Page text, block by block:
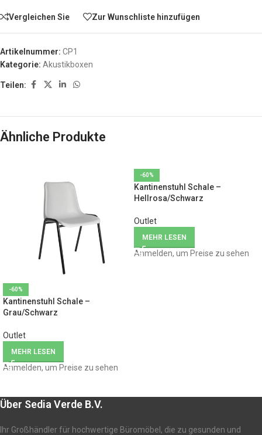
Vergleichen Sie Zur Wunschliste hinzufügen
Artikelnummer: CP1
Kategorie: Akustikboxen
Teilen:
Ähnliche Produkte
-60%
Kantinenstuhl Schale –
Grau/Schwarz
Outlet
MEHR LESEN
Anmelden, um Preise zu sehen
-60%
Kantinenstuhl Schale –
Hellrosa/Schwarz
Outlet
MEHR LESEN
Anmelden, um Preise zu sehen
Über Sedia Verde B.V.
Ihr Großhändler für hochwertige Büromöbel, die zu gesunden und